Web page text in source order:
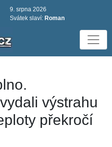
9. srpna 2026
Svátek slaví: Roman
výstrahu
překročí